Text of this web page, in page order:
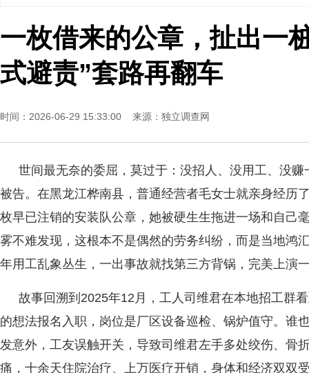
一枚借来的公章，扯出一
式避责”套路再翻车
时间：2026-06-29 15:33:00 来源： 独立调查网
世间最无奈的委屈，莫过于：没招人、没用工、没
被告。在黑龙江桦南县，普通经营者毛女士就亲身经历
枚早已注销的安装队公章，她被硬生生拖进一场和自己
雾不难发现，这根本不是偶然的劳务纠纷，而是当地鸿
年用工乱象丛生，一出事故就找第三方背锅，完美上演
故事回溯到2025年12月，工人司维君在本地招工群
的想法报名入职，岗位是厂区设备巡检、锅炉值守。谁
发意外，工友误触开关，导致司维君左手多处绞伤、骨
痛，十余天住院治疗、上万医疗开销，身体和经济双双